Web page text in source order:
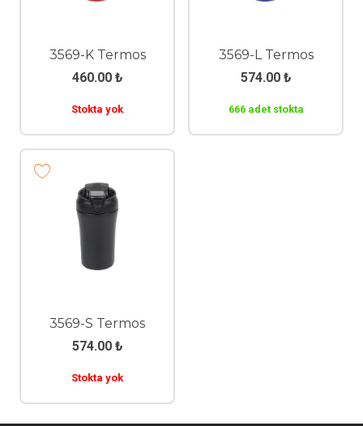
3569-K Termos
460.00 ₺
Stokta yok
3569-L Termos
574.00 ₺
666 adet stokta
3569-S Termos
574.00 ₺
Stokta yok